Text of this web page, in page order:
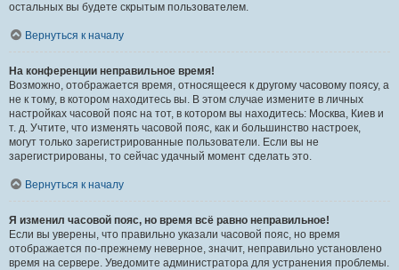
остальных вы будете скрытым пользователем.
Вернуться к началу
На конференции неправильное время!
Возможно, отображается время, относящееся к другому часовому поясу, а
не к тому, в котором находитесь вы. В этом случае измените в личных
настройках часовой пояс на тот, в котором вы находитесь: Москва, Киев и
т. д. Учтите, что изменять часовой пояс, как и большинство настроек,
могут только зарегистрированные пользователи. Если вы не
зарегистрированы, то сейчас удачный момент сделать это.
Вернуться к началу
Я изменил часовой пояс, но время всё равно неправильное!
Если вы уверены, что правильно указали часовой пояс, но время
отображается по-прежнему неверное, значит, неправильно установлено
время на сервере. Уведомите администратора для устранения проблемы.